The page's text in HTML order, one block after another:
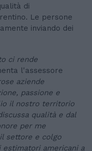
di
Le persone
inviando dei
ci rende
l'assessore
aziende
passione e
il nostro territorio
qualità e dal
per me
settore e colgo
americani a